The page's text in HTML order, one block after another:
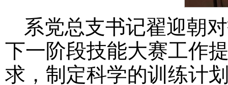
系党总支书记翟迎朝
下一阶段技能大赛工作
求，制定科学的训练计